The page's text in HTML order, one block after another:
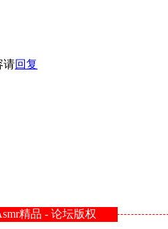
请回复
精品 - 论坛版权